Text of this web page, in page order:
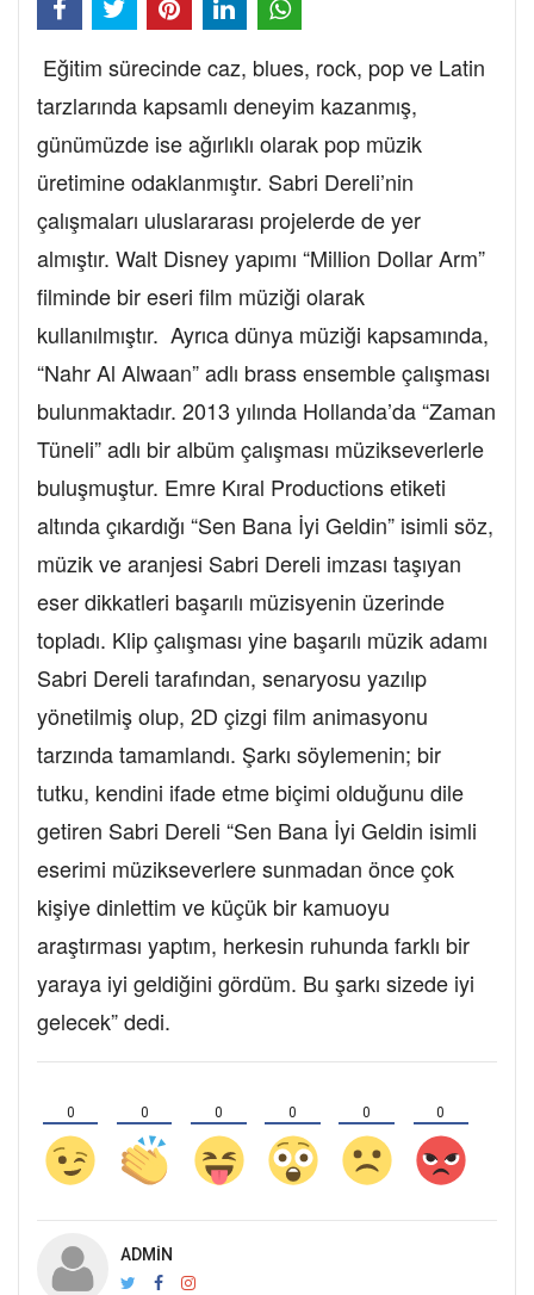
Eğitim sürecinde caz, blues, rock, pop ve Latin
tarzlarında kapsamlı deneyim kazanmış,
günümüzde ise ağırlıklı olarak pop müzik
üretimine odaklanmıştır. Sabri Dereli’nin
çalışmaları uluslararası projelerde de yer
almıştır. Walt Disney yapımı “Million Dollar Arm”
filminde bir eseri film müziği olarak
kullanılmıştır. Ayrıca dünya müziği kapsamında,
“Nahr Al Alwaan” adlı brass ensemble çalışması
bulunmaktadır. 2013 yılında Hollanda’da “Zaman
Tüneli” adlı bir albüm çalışması müzikseverlerle
buluşmuştur. Emre Kıral Productions etiketi
altında çıkardığı “Sen Bana İyi Geldin” isimli söz,
müzik ve aranjesi Sabri Dereli imzası taşıyan
eser dikkatleri başarılı müzisyenin üzerinde
topladı. Klip çalışması yine başarılı müzik adamı
Sabri Dereli tarafından, senaryosu yazılıp
yönetilmiş olup, 2D çizgi film animasyonu
tarzında tamamlandı. Şarkı söylemenin; bir
tutku, kendini ifade etme biçimi olduğunu dile
getiren Sabri Dereli “Sen Bana İyi Geldin isimli
eserimi müzikseverlere sunmadan önce çok
kişiye dinlettim ve küçük bir kamuoyu
araştırması yaptım, herkesin ruhunda farklı bir
yaraya iyi geldiğini gördüm. Bu şarkı sizede iyi
gelecek” dedi.
0 0 0 0 0 0
ADMIN